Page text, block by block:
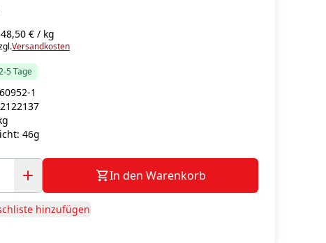
€ / kg
Versandkosten
5 Tage
1
46g
In den Warenkorb
hinzufügen